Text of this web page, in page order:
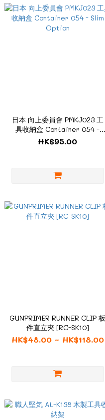
日本 向上委員會 PMKJ023 工
具收納盒 Container 054 -
Slim Option
HK$95.00
GUNPRIMER RUNNER CLIP 板
件直立夾 [RC-SK10]
HK$48.00 ~ HK$118.00